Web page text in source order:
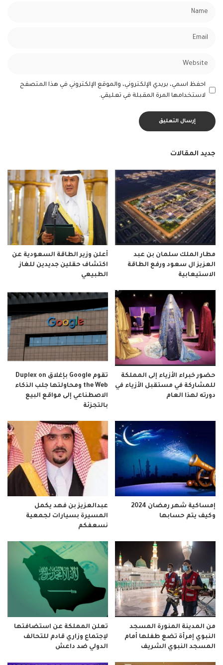
احفظ اسمي، بريدي الإلكتروني، والموقع الإلكتروني في هذا المتصفح
لاستخدامها المرة المقبلة في تعليقي.
جديد المقالات
مطار الملك سلمان بن عبد
العزيز ال سعود ورفع الطاقة
الاستيعابية
أعلن وزير الطاقة السعودية عن
اكتشاف حقلين جديدين للغاز
الطبيعي
حضور خبراء الأزياء إلى المملكة
للمشاركة في مستقبل الأزياء في
دورته لهذا العام
تقوم Google بإغلاق Duplex on
the Web ومحاولتها جلب الذكاء
الاصطناعي إلى مواقع البيع
بالتجزئة
إمساكية شهر رمضان 2024
وكيف يتم حسابها
عبدالعزيز بن فهد يكمل
المسيرة بسيارات لجمعية
نسعفكم
من المدينة المنورة المسجد
النبوي إمرأة تضع طفلها أمام
المسجد النبوي الشريف
تعلن المملكة عن استضافتها
لإجتماع وزاري قادم للتحالف
الدولي ضد داعش